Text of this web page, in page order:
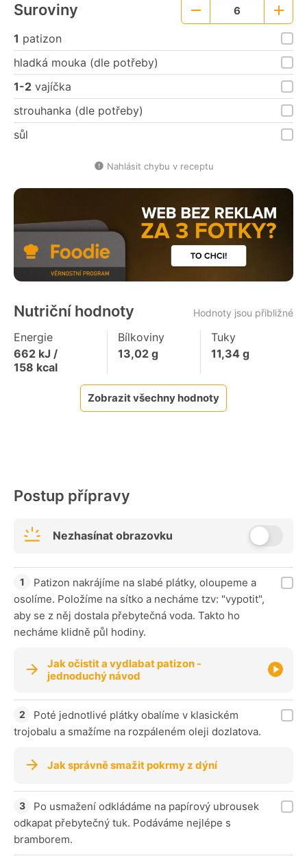
Suroviny 6
Větší
porce
1 patizon
hladká mouka (dle potřeby)
1-2 vajíčka
strouhanka (dle potřeby)
sůl
Nahlásit chybu v receptu
Nutriční hodnoty Hodnoty jsou přibližné
Energie
662 kJ /
158 kcal
Bílkoviny
13,02g
Tuky
11,34 g
Zobrazit všechny hodnoty
Postup přípravy
Nezhasínat obrazovku
Patizon nakrájíme na slabé plátky, oloupeme a
osolíme. Položíme na sítko a necháme tzv: "vypotit",
aby se z něj dostala přebytečná voda. Takto ho
necháme klidně půl hodiny.
Jak očistit a vydlabat patizon -
jednoduchý návod
Poté jednotlivé plátky obalíme v klasickém
trojobalu a smažíme na rozpáleném oleji dozlatova.
Jak správně smažit pokrmy z dýní
Po usmažení odkládáme na papírový ubrousek
odkapat přebytečný tuk. Podáváme nejlépe s
bramborem.